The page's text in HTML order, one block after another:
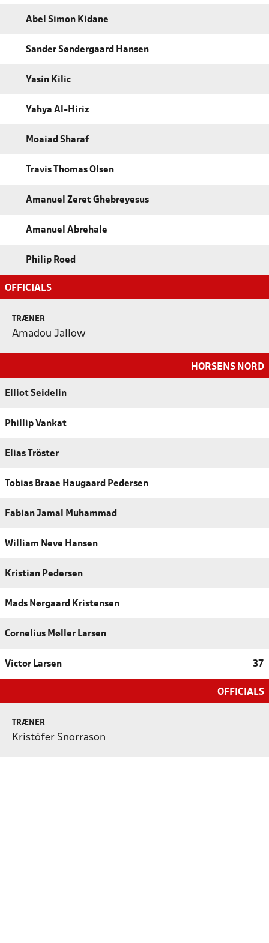
Abel Simon Kidane
Sander Søndergaard Hansen
Yasin Kilic
Yahya Al-Hiriz
Moaiad Sharaf
Travis Thomas Olsen
Amanuel Zeret Ghebreyesus
Amanuel Abrehale
Philip Roed
OFFICIALS
TRÆNER
Amadou Jallow
HORSENS NORD
Elliot Seidelin
Phillip Vankat
Elias Tröster
Tobias Braae Haugaard Pedersen
Fabian Jamal Muhammad
William Neve Hansen
Kristian Pedersen
Mads Nørgaard Kristensen
Cornelius Møller Larsen
Victor Larsen 37
OFFICIALS
TRÆNER
Kristófer Snorrason